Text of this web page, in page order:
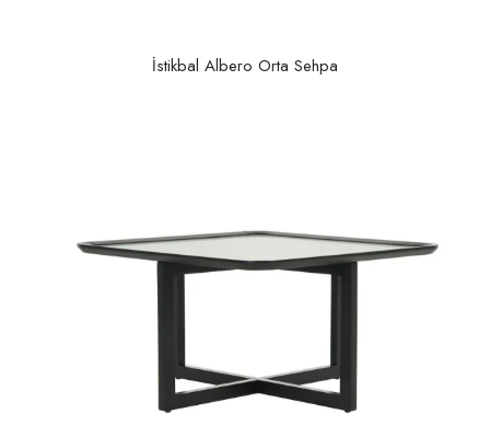
İstikbal Albero Orta Sehpa